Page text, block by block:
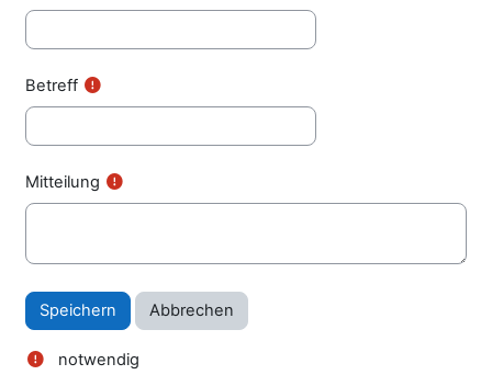
Betreff
Mitteilung
notwendig